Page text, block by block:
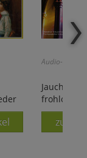
Audio-CD
Jauchzet,
frohlocket!
zum